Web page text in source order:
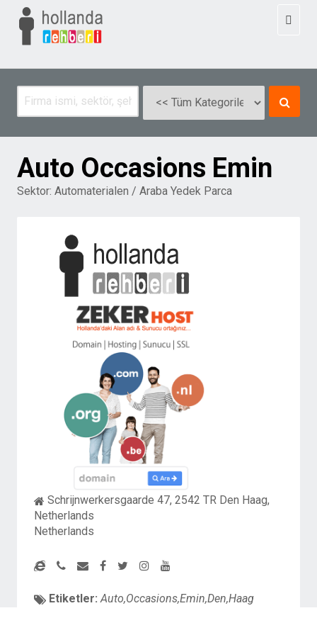
Auto Occasions Emin
Sektor: Automaterialen / Araba Yedek Parca
Schrijnwerkersgaarde 47, 2542 TR Den Haag,
Netherlands
Netherlands
Etiketler: Auto,Occasions,Emin,Den,Haag